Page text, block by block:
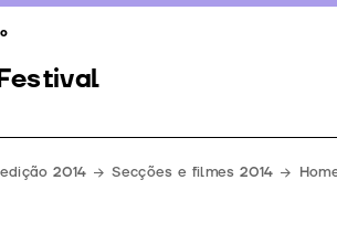
2014 Secções e filmes 2014